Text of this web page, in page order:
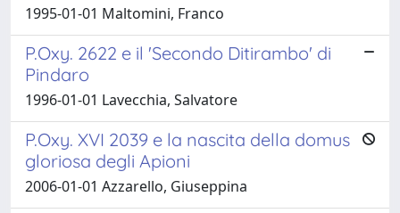
1995-01-01 Maltomini, Franco
P.Oxy. 2622 e il 'Secondo Ditirambo' di
Pindaro
1996-01-01 Lavecchia, Salvatore
P.Oxy. XVI 2039 e la nascita della domus
gloriosa degli Apioni
2006-01-01 Azzarello, Giuseppina